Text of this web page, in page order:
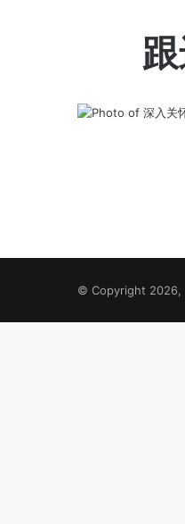
© Copyright 2026,